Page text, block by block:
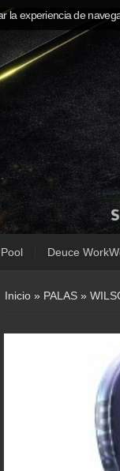
Deuce
Inicio» PALAS »
la experiencia de